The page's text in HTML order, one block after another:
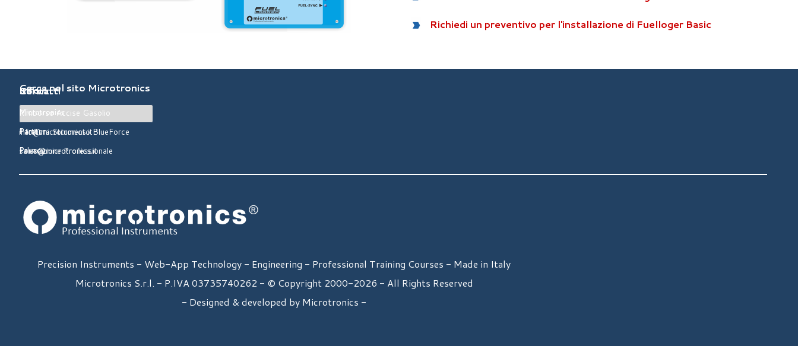
Richiedi un preventivo per l'installazione di Fuelloger Basic
Precision Instruments - Web-App Technology - Engineering - Professional Training Courses - Made in Italy
Microtronics S.r.l. - P.IVA03735740262 - © Copyright 2000-2026 - All Rights Reserved
- Designed & developed by Microtronics -
Info
Servizi
Contatti
Telefono:0422 827178
info@microtronics.it
sales@microtronics.it
Cerca nel sito Microtronics
Rimborso Accise Gasolio
Taratura Strumento BlueForce
Formazione Professionale
Microtronics
Partner
Privacy